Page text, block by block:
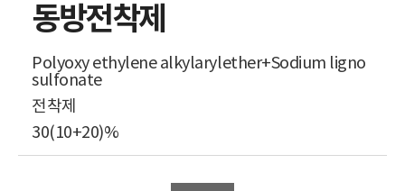
동방전착제
Polyoxy ethylene alkylarylether+Sodium ligno
sulfonate
전착제
30(10+20)%